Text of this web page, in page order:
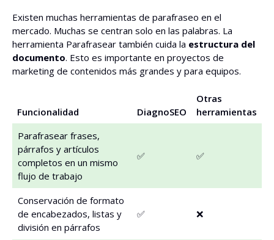
Existen muchas herramientas de parafraseo en el
mercado. Muchas se centran solo en las palabras. La
herramienta Parafrasear también cuida la estructura del
documento. Esto es importante en proyectos de
marketing de contenidos más grandes y para equipos.
Funcionalidad DiagnoSEO
Otras
herramientas
Parafrasear frases,
párrafos y artículos
completos en un mismo
flujo de trabajo
✅ ✅
Conservación de formato
de encabezados, listas y
división en párrafos
✅ ❌